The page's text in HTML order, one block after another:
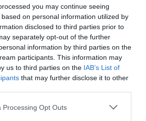
you may continue seeing
on personal information utilized by
disclosed to third parties prior to
separately opt-out of the further
information by third parties on the
participants. This information may
us to third parties on the IAB’s List of
that may further disclose it to other
website/app uses one or more Google
Processing Opt Outs